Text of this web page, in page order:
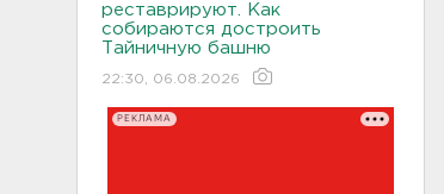
реставрируют. Как
собираются достроить
Тайничную башню
22:30, 06.08.2026
РЕКЛАМА